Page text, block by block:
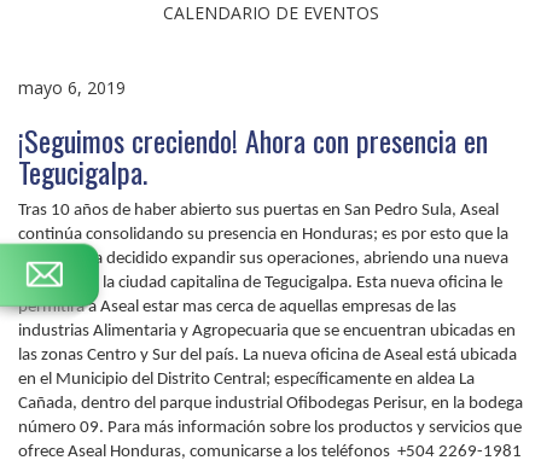
CALENDARIO DE EVENTOS
mayo 6, 2019
¡Seguimos creciendo! Ahora con presencia en
Tegucigalpa.
Tras 10 años de haber abierto sus puertas en San Pedro Sula, Aseal
continúa consolidando su presencia en Honduras; es por esto que la
empresa ha decidido expandir sus operaciones, abriendo una nueva
sucursal en la ciudad capitalina de Tegucigalpa. Esta nueva oficina le
permitirá a Aseal estar mas cerca de aquellas empresas de las
industrias Alimentaria y Agropecuaria que se encuentran ubicadas en
las zonas Centro y Sur del país. La nueva oficina de Aseal está ubicada
en el Municipio del Distrito Central; específicamente en aldea La
Cañada, dentro del parque industrial Ofibodegas Perisur, en la bodega
número 09. Para más información sobre los productos y servicios que
ofrece Aseal Honduras, comunicarse a los teléfonos +504 2269-1981